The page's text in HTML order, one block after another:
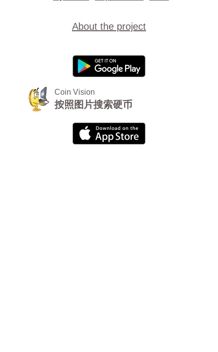
About the project
Coin Vision
按照图片搜索硬币